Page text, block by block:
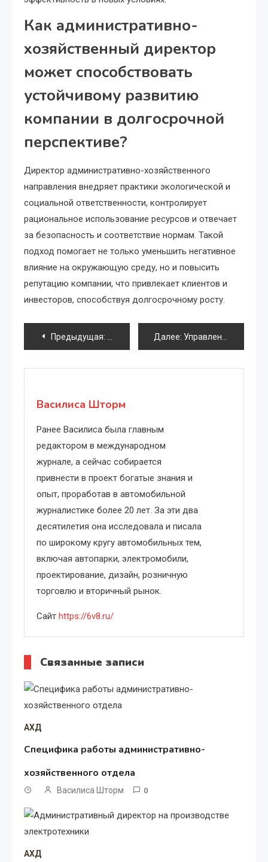
Как административно-
хозяйственный директор
может способствовать
устойчивому развитию
компании в долгосрочной
перспективе?
Директор административно-хозяйственного
направления внедряет практики экологической и
социальной ответственности, контролирует
рациональное использование ресурсов и отвечает
за безопасность и соответствие нормам. Такой
подход помогает не только уменьшить негативное
влияние на окружающую среду, но и повысить
репутацию компании, что привлекает клиентов и
инвесторов, способствуя долгосрочному росту.
Навигация
по
Предыдущая: Защита персональных данных
Далее: Управление претенз сотрудников: эффективные методы и решения
Василиса Шторм
Ранее Василиса была главным
редактором в международном
журнале, а сейчас собирается
привнести в проект богатые знания и
опыт, проработав в автомобильной
журналистике более 20 лет. За эти два
десятилетия она исследовала и писала
по широкому кругу автомобильных тем,
включая автопарки, электромобили,
проектирование, дизайн, розничную
торговлю и вторичный рынок.
Сайт https://6v8.ru/
Связанные записи
АХД
Специфика работы административно-
хозяйственного отдела
Василиса Шторм 0
АХД